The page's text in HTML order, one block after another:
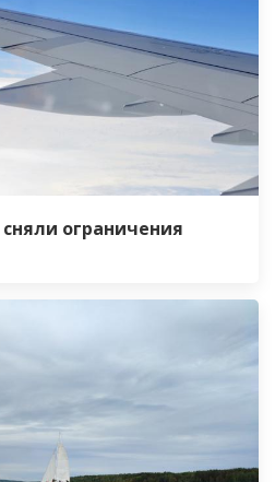
ограничения